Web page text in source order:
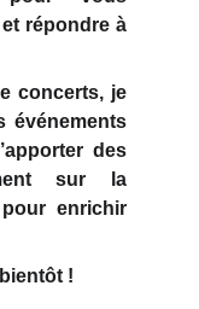
répondre à
concerts, je
événements
apporter des
sur la
enrichir
!